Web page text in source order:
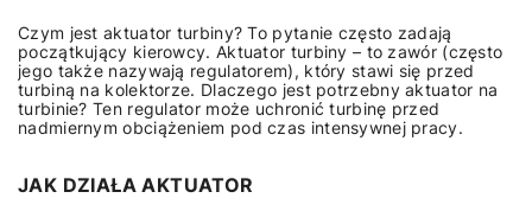
Czym jest aktuator turbiny? To pytanie często zadają
początkujący kierowcy. Aktuator turbiny – to zawór (często
jego także nazywają regulatorem), który stawi się przed
turbiną na kolektorze. Dlaczego jest potrzebny aktuator na
turbinie? Ten regulator może uchronić turbinę przed
nadmiernym obciążeniem pod czas intensywnej pracy.
JAK DZIAŁA AKTUATOR